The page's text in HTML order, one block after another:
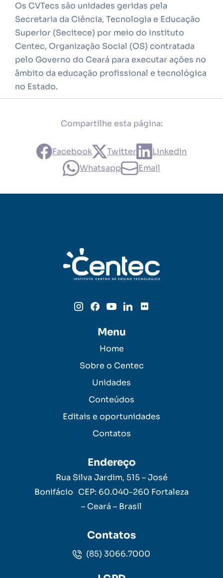
Os CVTecs são unidades geridas pela
Secretaria da Ciência, Tecnologia e Educação
Superior (Secitece) por meio do Instituto
Centec, Organização Social (OS) contratada
pelo Governo do Ceará para executar ações no
âmbito da educação profissional e tecnológica
no Estado.
Compartilhe esta página:
Facebook Twitter
Linkedin
Whatsapp
Email
Menu
Home
Sobre o Centec
Unidades
Conteúdos
Editais e oportunidades
Contatos
Endereço
Rua Silva Jardim, 515 – José
Bonifácio CEP: 60.040-260 Fortaleza
– Ceará – Brasil
Contatos
(85) 3066.7000